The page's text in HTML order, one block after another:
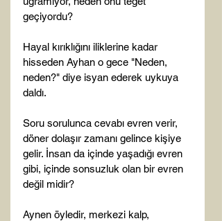
geçiyordu?
Hayal kırıklığını iliklerine kadar
hisseden Ayhan o gece "Neden,
neden?" diye isyan ederek uykuya
daldı.
Soru sorulunca cevabı evren verir,
döner dolaşır zamanı gelince kişiye
gelir. İnsan da içinde yaşadığı evren
gibi, içinde sonsuzluk olan bir evren
değil midir?
Aynen öyledir, merkezi kalp,